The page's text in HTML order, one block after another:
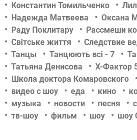
Константин Томильченко
Надежда Матвеева
Оксана
Раду Поклитару
Рассмеши
Світське життя
Следствие
Танцы
Танцюють всі - 7
Татьяна Денисова
Х-Фактор
Школа доктора Комаровского
видео с шоу
еда кино
музыка
новости песня
тв-шоу
фильм шоу шоу